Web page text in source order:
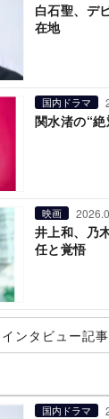
白石聖、デ
在地
国内ドラマ
関水渚の“
映画
井上和、乃
任と覚悟
インタビュー記
国内ドラマ